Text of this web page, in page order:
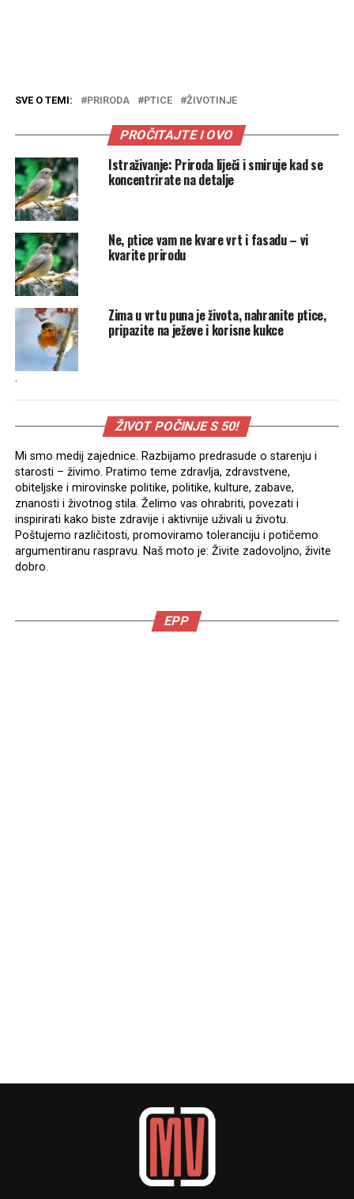
SVE O TEMI: PRIRODA PTICE ŽIVOTINJE
PROČITAJTE I OVO
Istraživanje: Priroda liječi i smiruje kad se
koncentrirate na detalje
Ne, ptice vam ne kvare vrt i fasadu – vi
kvarite prirodu
Zima u vrtu puna je života, nahranite ptice,
pripazite na ježeve i korisne kukce
.
ŽIVOT POČINJE S 50!
Mi smo medij zajednice. Razbijamo predrasude o starenju i
starosti – živimo. Pratimo teme zdravlja, zdravstvene,
obiteljske i mirovinske politike, politike, kulture, zabave,
znanosti i životnog stila. Želimo vas ohrabriti, povezati i
inspirirati kako biste zdravije i aktivnije uživali u životu.
Poštujemo različitosti, promoviramo toleranciju i potičemo
argumentiranu raspravu. Naš moto je: Živite zadovoljno, živite
dobro.
EPP